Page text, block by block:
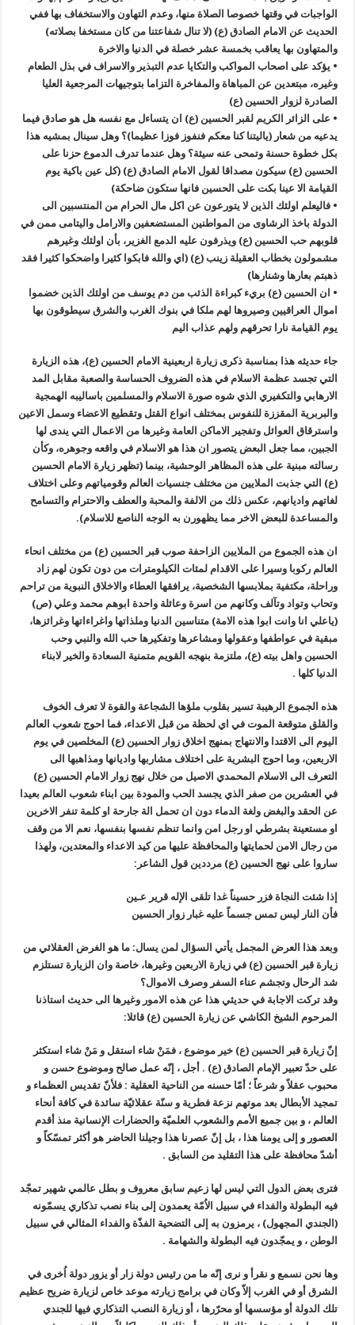
الواجبات في وقتها خصوصا الصلاة منها، وعدم التهاون والاستخفاف بها ففي
الحديث عن الامام الصادق (ع) (لا تنال شفاعتنا من كان مستخفا بصلاته)
والمتهاون بها يعاقب بخمسة عشر خصلة في الدنيا والاخرة
• يؤكد على اصحاب المواكب والتكايا عدم التبذير والاسراف في بذل الطعام
وغيره، مبتعدين عن المباهاة والمفاخرة التزاما بتوجيهات المرجعية العليا
الصادرة لزوار الحسين (ع)
• على الزائر الكريم لقبر الحسين (ع) ان يتساءل مع نفسه هل هو صادق فيما
يدعيه من شعار (ياليتنا كنا معكم فنفوز فوزا عظيما)؟ وهل سينال بمشيه هذا
بكل خطوة حسنة وتمحى عنه سيئة؟ وهل عندما تدرف الدموع حزنا على
الحسين (ع) سيكون مصداقا لقول الامام الصادق (ع) (كل عين باكية يوم
القيامة الا عينا بكت على الحسين فانها ستكون ضاحكة)
• فاليعلم اولئك الذين لا يتورعون عن اكل مال الحرام من المنتسبين الى
الدولة باخذ الرشاوى من المواطنين المستضعفين والارامل واليتامى ممن في
قلوبهم حب الحسين (ع) ويذرفون عليه الدمع الغزير، بأن اولئك وغيرهم
مشمولون بخطاب العقيلة زينب (ع) (اي والله فابكوا كثيرا واضحكوا كثيرا فقد
ذهبتم بعارها وشنارها)
• ان الحسين (ع) بريء كبراءة الذئب من دم يوسف من اولئك الذين خضموا
اموال العراقيين وصيروها لهم ملكا في بنوك الغرب والشرق سيطوقون بها
يوم القيامة نارا تحرقهم ولهم عذاب اليم
جاء حديثه هذا بمناسبة ذكرى زيارة اربعينية الامام الحسين (ع)، هذه الزيارة
التي تجسد عظمة الاسلام في هذه الضروف الحساسة والصعبة مقابل المد
الارهابي والتكفيري الذي شوه صورة الاسلام والمسلمين باساليبه الهمجية
والبربرية المقززة للنفوس بمختلف انواع القتل وتقطيع الاعضاء وسمل الاعين
واسترقاق العوائل وتفجير الاماكن العامة وغيرها من الاعمال التي يندى لها
الجبين، مما جعل البعض يتصور ان هذا هو الاسلام في واقعه وجوهره، وكأن
رسالته مبنية على هذه المظاهر الوحشية، بينما (تظهر زيارة الامام الحسين
(ع) التي جذبت الملايين من مختلف جنسيات العالم وقومياتهم وعلى اختلاف
لغاتهم واديانهم، عكس ذلك من الالفة والمحبة والعطف والاحترام والتسامح
والمساعدة للبعض الاخر مما يظهورن به الوجه الناصع للاسلام).
ان هذه الجموع من الملايين الزاحفة صوب قبر الحسين (ع) من مختلف انحاء
العالم ركوبا وسيرا على الاقدام لمئات الكيلومترات من دون تكون لهم زاد
وراحلة، مكتفية بملابسها الشخصية، يرافقها العطاء والاخلاق النبوية من تراحم
وتحاب وتواد وتآلف وكانهم من اسرة وعائلة واحدة ابوهم محمد وعلي (ص)
(ياعلي انا وانت ابوا هذه الامة) متناسين الدنيا وملذاتها واغراءاتها وغرائزها،
مبقية في عواطفها وعقولها ومشاعرها وتفكيرها حب الله والنبي وحب
الحسين واهل بيته (ع)، ملتزمة بنهجه القويم متمنية السعادة والخير لابناء
الدنيا كلها .
هذه الجموع الرهيبة تسير بقلوب ملؤها الشجاعة والقوة لا تعرف الخوف
والقلق متوقعة الموت في اي لحظة من قبل الاعداء، فما احوج شعوب العالم
اليوم الى الاقتدا والانتهاج بمنهج اخلاق زوار الحسين (ع) المخلصين في يوم
الاربعين، وما احوج البشرية على اختلاف مشاربها واديانها ومذاهبها الى
التعرف الى الاسلام المحمدي الاصيل من خلال نهج زوار الامام الحسين (ع)
في العشرين من صفر الذي يجسد الحب والمودة بين ابناء شعوب العالم بعيدا
عن الحقد والبغض ولغة الدماء دون ان تحمل الة جارحة او كلمة تنفر الاخرين
او مستعينة بشرطي او رجل امن وانما تنظم نفسها بنفسها، نعم الا من وقف
من رجال الامن لحمايتها والمحافظة عليها من كيد الاعداء والمعتدين، ولهذا
ساروا على نهج الحسين (ع) مرددين قول الشاعر:
إذا شئت النجاة فزر حسيناً غدا تلقى الإله قرير عـين
فأن النار ليس تمس جسماً عليه غبار زوار الحسين
وبعد هذا العرض المجمل يأتي السؤال لمن يسال: ما هو الغرض العقلائي من
زيارة قبر الحسين (ع) في زيارة الاربعين وغيرها، خاصة وان الزيارة تستلزم
شد الرحال وتجشم عناء السفر وصرف الاموال؟
وقد تركت الاجابة في حديثي هذا عن هذه الامور وغيرها الى حديث استاذنا
المرحوم الشيخ الكاشي عن زيارة الحسين (ع) قائلا:
إنّ زيارة قبر الحسين (ع) خير موضوع ، فمَنْ شاء استقل و مَنْ شاء استكثر
على حدّ تعبير الإمام الصادق (ع) . أجل ، إنّه عمل صالح وموضوع حسن و
محبوب عقلاً و شرعاً ؛ أمّا حسنه من الناحية العقلية : فلأنّ تقديس العظماء و
تمجيد الأبطال بعد موتهم نزعة فطرية و سنّة عقلائيّة سائدة في كافة أنحاء
العالم ، و بين جميع الأمم والشعوب العلميّة والحضارات الإنسانية منذ أقدم
العصور و إلى يومنا هذا ، بل إنّ عصرنا هذا وجيلنا الحاضر هو أكثر تمسّكاً و
أشدّ محافظة على هذا التقليد من السابق .
فترى بعض الدول التي ليس لها زعيم سابق معروف و بطل عالمي شهير تمجّد
فيه البطولة والفداء في سبيل الاُمّة يعمدون إلى بناء نصب تذكاري يسمّونه
(الجندي المجهول) ، يرمزون به إلى التضحية الفذّة والفداء المثالي في سبيل
الوطن ، و يمجّدون فيه البطولة والشهامة .
وها نحن نسمع و نقرأ و نرى إنّه ما من رئيس دولة زار أو يزور دولة اُخرى في
الشرق أو في الغرب إلاّ وكان في برامج زيارته موعد خاص لزيارة ضريح عظيم
تلك الدولة أو مؤسسها أو محرّرها ، أو زيارة النصب التذكاري فيها للجندي